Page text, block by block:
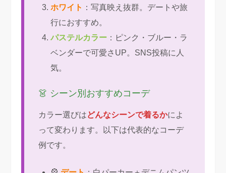
ホワイト ：写真映え抜群。デートや旅
行におすすめ。
パステルカラー ：ピンク・ブルー・ラ
ベンダーで可愛さUP。SNS投稿に人
気。
👗 シーン別おすすめコーデ
カラー選びはどんなシーンで着るかによ
って変わります。以下は代表的なコーデ
例です。